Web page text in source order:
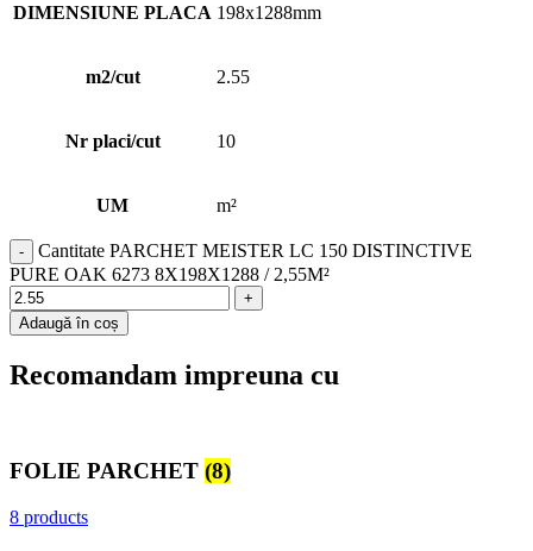
DIMENSIUNE PLACA 198x1288mm
m2/cut 2.55
Nr placi/cut 10
UM m²
Cantitate PARCHET MEISTER LC 150 DISTINCTIVE
PURE OAK 6273 8X198X1288 / 2,55M²
Adaugă în coș
Recomandam impreuna cu
FOLIE PARCHET (8)
8 products